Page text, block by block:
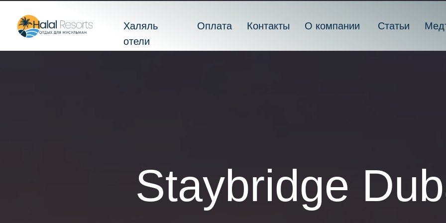
Контакты
Оплата
Халяль
отели
О компании Статьи
Staybridge